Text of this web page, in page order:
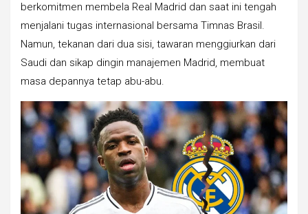
berkomitmen membela Real Madrid dan saat ini tengah
menjalani tugas internasional bersama Timnas Brasil.
Namun, tekanan dari dua sisi, tawaran menggiurkan dari
Saudi dan sikap dingin manajemen Madrid, membuat
masa depannya tetap abu-abu.